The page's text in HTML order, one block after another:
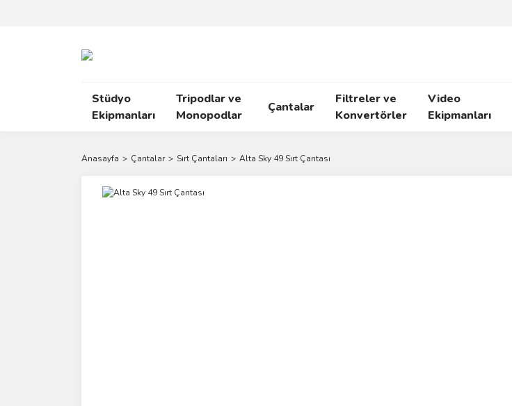
Stüdyo
Ekipmanları
Tripodlar ve
Monopodlar
Çantalar
Filtreler ve
Konvertörler
Video
Ekipmanları
Anasayfa Çantalar Sırt Çantaları Alta Sky 49 Sırt Çantası